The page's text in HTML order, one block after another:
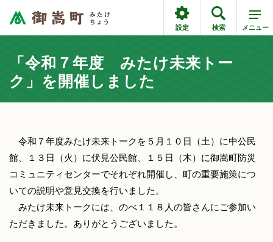
設定 検索 メニュー
「令和７年度 みたけ未来トー
ク」を開催しました
令和７年度みたけ未来トークを５月１０日（土）に中公民
館、１３日（火）に伏見公民館、１５日（木）に御嵩町防災
コミュニティセンターでそれぞれ開催し、町の重要施策につ
いての説明や意見交換を行いました。
みたけ未来トークには、のべ１１８人の皆さんにご参加い
ただきました。ありがとうございました。